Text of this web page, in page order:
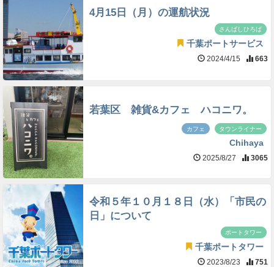
4月15日（月）の運航状況
さんばしひろば
千葉ポートサービス
2024/4/15 663
若葉区 雑貨&カフェ ハコニワ。
カフェ タウンライナー
Chihaya
2025/8/27 3065
令和５年１０月１８日（水）「市民の
日」について
ポートタワー
千葉ポートタワー
2023/8/23 751